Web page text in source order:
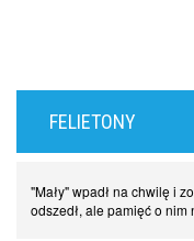
FELIETONY
"Mały" wpadł na chwilę i
odszedł, ale pamięć o nim